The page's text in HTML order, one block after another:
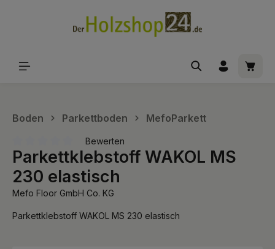
Boden Parkettboden MefoParkett
Durchschnittliche Bewertung von 0 von 5 Sternen
Bewerten
Parkettklebstoff WAKOL MS
230 elastisch
Mefo Floor GmbH Co. KG
Parkettklebstoff WAKOL MS 230 elastisch